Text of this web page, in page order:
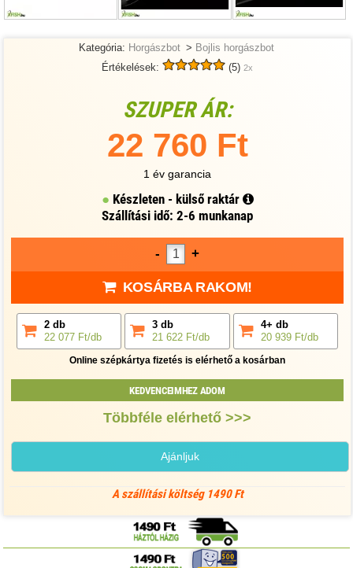
Kategória: Horgászbot > Bojlis horgászbot
Értékelések:
(5) 2x
SZUPER ÁR:
22 760 Ft
1 év garancia
Készleten - külső raktár
Szállítási idő: 2-6 munkanap
- +
KOSÁRBA RAKOM!
2 db
22 077 Ft/db
3 db
21 622 Ft/db
4+ db
20 939 Ft/db
Online szépkártya fizetés is elérhető a kosárban
KEDVENCEIMHEZ ADOM
Többféle elérhető >>>
Ajánljuk
A szállítási költség 1490 Ft